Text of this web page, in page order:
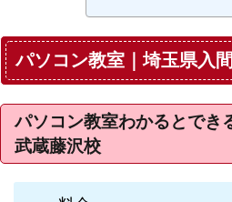
パソコン教室｜埼玉県入
パソコン教室わかるとでき
武蔵藤沢校